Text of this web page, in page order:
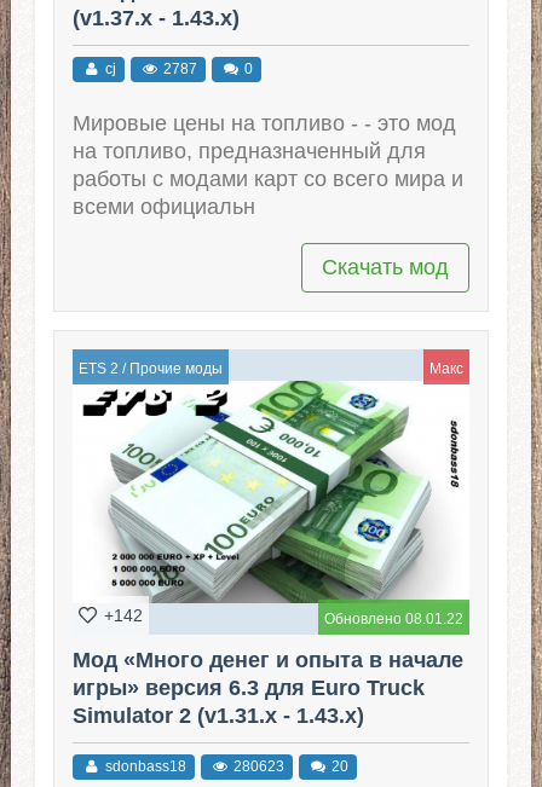
(v1.37.x - 1.43.x)
cj 2787 0
Мировые цены на топливо - - это мод
на топливо, предназначенный для
работы с модами карт со всего мира и
всеми официальн
Скачать мод
ETS 2 / Прочие моды Макс
Обновлено 08.01.22
+142
Мод «Много денег и опыта в начале
игры» версия 6.3 для Euro Truck
Simulator 2 (v1.31.x - 1.43.x)
sdonbass18 280623 20